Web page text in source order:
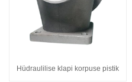
Hüdraulilise klapi korpuse pistik